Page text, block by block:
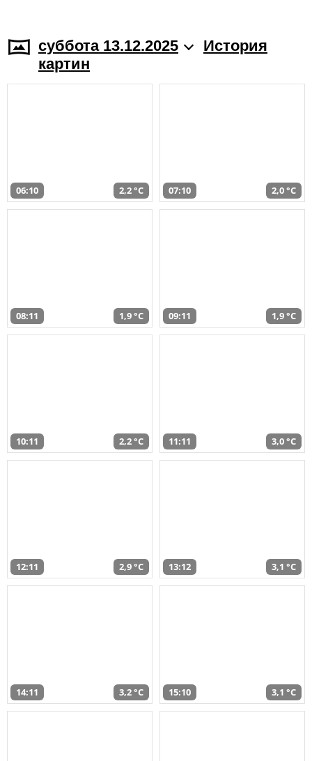
суббота 13.12.2025
История
картин
06:10 2,2 °C 07:10 2,0 °C
08:11 1,9 °C 09:11 1,9 °C
10:11 2,2 °C 11:11 3,0 °C
12:11 2,9 °C 13:12 3,1 °C
14:11 3,2 °C 15:10 3,1 °C